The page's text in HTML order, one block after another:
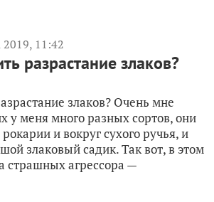
2019, 11:42
разрастание злаков?
злаков? Очень мне
у меня много разных сортов, они
и вокруг сухого ручья, и
злаковый садик. Так вот, в этом
страшных агрессора —